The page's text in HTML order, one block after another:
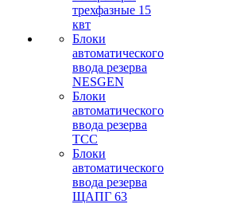
трехфазные 15
квт
Блоки
автоматического
ввода резерва
NESGEN
Блоки
автоматического
ввода резерва
ТСС
Блоки
автоматического
ввода резерва
ЩАПГ 63